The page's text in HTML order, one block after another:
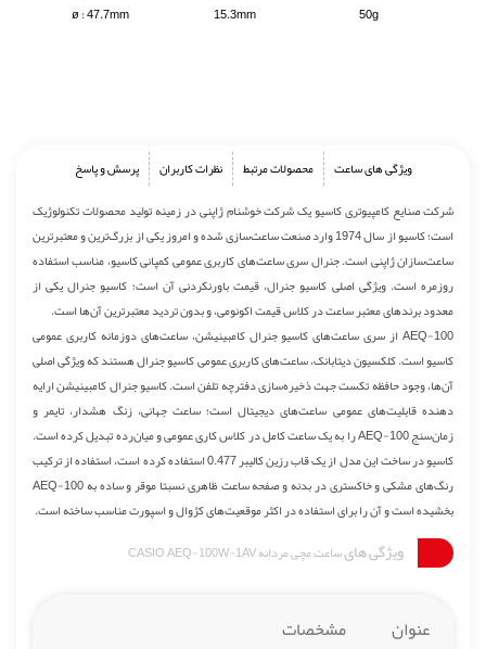
ø : 47.7mm 15.3mm 50g
ویژگی های ساعت محصولات مرتبط نظرات کاربران
پرسش و پاسخ
شرکت صنایع کامپیوتری کاسیو یک شرکت خوشنام ژاپنی در زمینه تولید محصولات تکنولوژیک
است؛ کاسیو از سال 1974 وارد صنعت ساعت‌سازی شده و امروز یکی از بزرگ‌ترین و معتبرترین
ساعت‌سازان ژاپنی است. جنرال سری ساعت‌های کاربری عمومی کمپانی کاسیو، مناسب استفاده
روزمره است. ویژگی اصلی کاسیو جنرال، قیمت باورنکردنی آن است؛ کاسیو جنرال یکی از
معدود برندهای معتبر ساعت در کلاس قیمت اکونومی، و بدون تردید معتبرترین آن‌ها است.
AEQ-100 از سری ساعت‌های کاسیو جنرال کامبینیشن، ساعت‌های دوزمانه کاربری عمومی
کاسیو است. کلکسیون دیتابانک، ساعت‌های کاربری عمومی کاسیو جنرال هستند که ویژگی اصلی
آن‌ها، وجود حافظه تکست جهت ذخیره‌سازی دفترچه تلفن است. کاسیو جنرال کامبینیشن ارایه
دهنده قابلیت‌های عمومی ساعت‌های دیجیتال است؛ ساعت جهانی، زنگ هشدار، تایمر و
زمان‌سنج AEQ-100 را به یک ساعت کامل در کلاس کاری عمومی و میان‌رده تبدیل کرده است.
کاسیو در ساخت این مدل از یک قاب رزین کالیبر 0.477 استفاده کرده است، استفاده از ترکیب
رنگ‌های مشکی و خاکستری در بدنه و صفحه ساعت ظاهری نسبتا موقر و ساده به AEQ-100
بخشیده است و آن را برای استفاده در اکثر موقعیت‌های کژوال و اسپورت مناسب ساخته است.
ویژگی هایساعت مچی مردانه CASIO AEQ-100W-1AV
عنوان مشخصات